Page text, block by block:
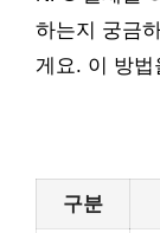
하는지 궁금
게요. 이 방법
구분